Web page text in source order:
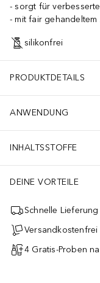
sorgt für
mit fair
silikonfrei
PRODUKTDETAILS
ANWENDUNG
INHALTSSTOFFE
DEINE VORTEILE
Schnelle
4 Gratis-Proben